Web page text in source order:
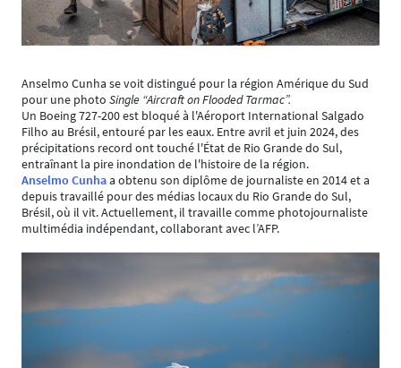
Anselmo Cunha se voit distingué pour la région Amérique du Sud
pour une photo Single “Aircraft on Flooded Tarmac”.
Un Boeing 727-200 est bloqué à l'Aéroport International Salgado
Filho au Brésil, entouré par les eaux. Entre avril et juin 2024, des
précipitations record ont touché l'État de Rio Grande do Sul,
entraînant la pire inondation de l'histoire de la région.
Anselmo Cunhaa obtenu son diplôme de journaliste en 2014 et a
depuis travaillé pour des médias locaux du Rio Grande do Sul,
Brésil, où il vit. Actuellement, il travaille comme photojournaliste
multimédia indépendant, collaborant avec l’AFP.